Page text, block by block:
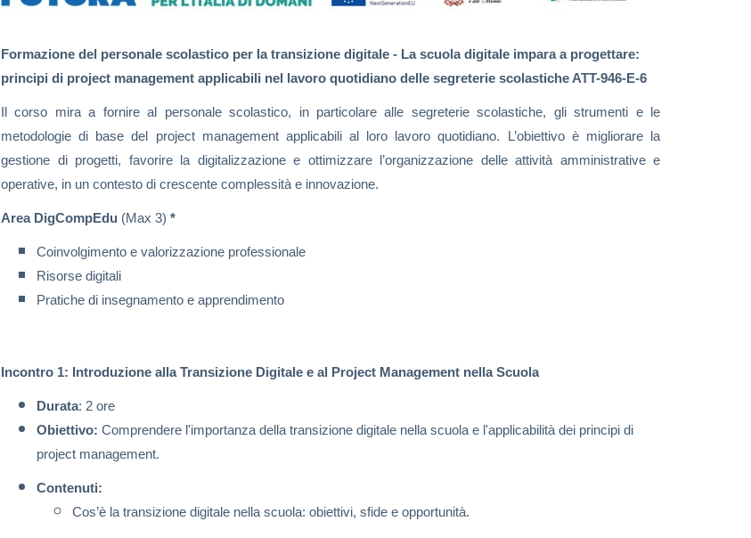
Formazione del personale scolastico per la transizione digitale - La scuola digitale impara a progettare:
principi di project management applicabili nel lavoro quotidiano delle segreterie scolastiche ATT-946-E-6
Il corso mira a fornire al personale scolastico, in particolare alle segreterie scolastiche, gli strumenti e le
metodologie di base del project management applicabili al loro lavoro quotidiano. L’obiettivo è migliorare la
gestione di progetti, favorire la digitalizzazione e ottimizzare l’organizzazione delle attività amministrative e
operative, in un contesto di crescente complessità e innovazione.
Area DigCompEdu (Max 3) *
Coinvolgimento e valorizzazione professionale
Risorse digitali
Pratiche di insegnamento e apprendimento
Incontro 1: Introduzione alla Transizione Digitale e al Project Management nella Scuola
Durata: 2 ore
Obiettivo: Comprendere l'importanza della transizione digitale nella scuola e l'applicabilità dei principi di
project management.
Contenuti:
Cos’è la transizione digitale nella scuola: obiettivi, sfide e opportunità.